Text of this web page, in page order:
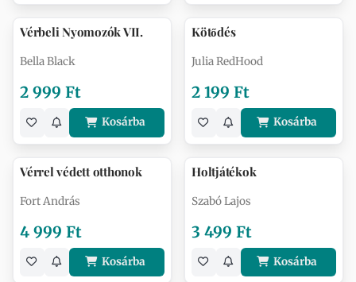
Vérbeli Nyomozók VII.
Bella Black
2 999 Ft
Kosárba
Kötődés
Julia RedHood
2 199 Ft
Kosárba
Vérrel védett otthonok
Fort András
4 999 Ft
Kosárba
Holtjátékok
Szabó Lajos
3 499 Ft
Kosárba